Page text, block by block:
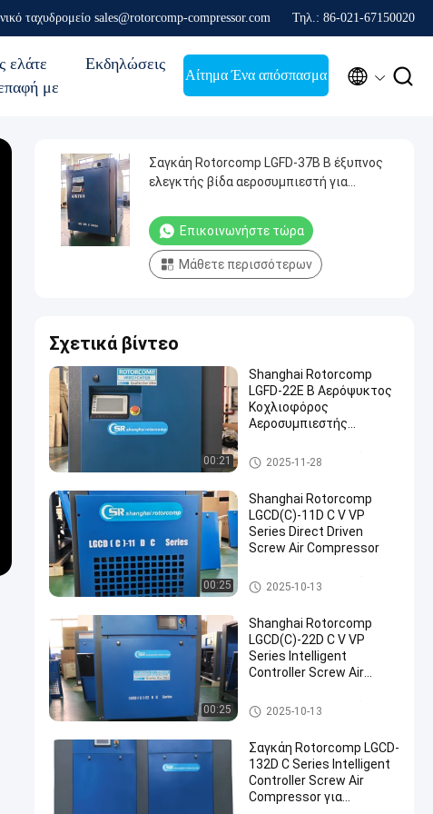
ταχυδρομείο sales@rotorcomp-compressor.com Τηλ.: 86-021-67150020
ελάτε
με
Εκδηλώσεις
Αίτημα Ένα απόσπασμα  
Σαγκάη Rotorcomp LGFD-37B B έξυπνος
ελεγκτής βίδα αεροσυμπιεστή για
αξιοπιστία
Επικοινωνήστε τώρα
Μάθετε περισσότερων
Σχετικά βίντεο
00:21
Shanghai Rotorcomp
LGFD-22E B Αερόψυκτος
Κοχλιοφόρος
Αεροσυμπιεστής
Βιομηχανική Συμπίεση
Αέρα και Εξοικονόμηση
αεροσυμπιεστής βιδών
2025-11-28
00:25
Shanghai Rotorcomp
LGCD(C)-11D C V VP
Series Direct Driven
Screw Air Compressor
αεροσυμπιεστής βιδών
2025-10-13
00:25
Shanghai Rotorcomp
LGCD(C)-22D C V VP
Series Intelligent
Controller Screw Air
Optimal Energy Savings
αεροσυμπιεστής βιδών
2025-10-13
Σαγκάη Rotorcomp LGCD-
132D C Series Intelligent
Controller Screw Air
Compressor για